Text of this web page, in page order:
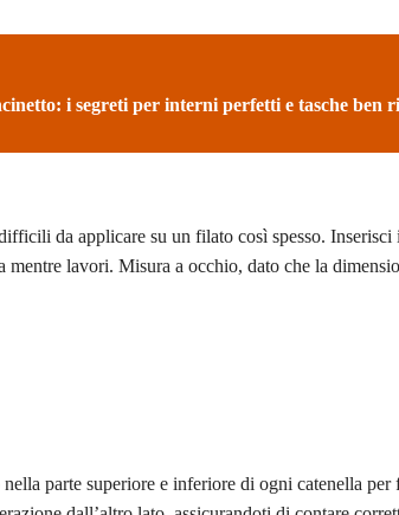
i segreti per interni perfetti e tasche ben
da applicare su un filato così spesso.
lavori. Misura a occhio, dato che la
parte superiore e inferiore di ogni catenella per